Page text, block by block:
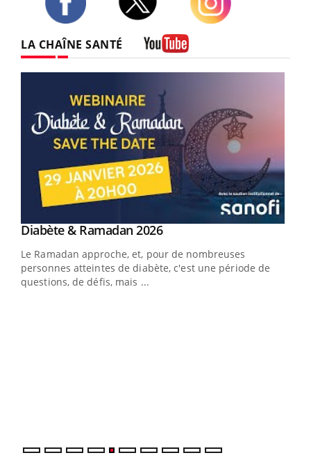
LA CHAÎNE SANTÉ
Youtube
Diabète & Ramadan 2026Youtube
Le Ramadan approche, et, pour de nombreuses
personnes atteintes de diabète, c'est une période de
questions, de défis, mais ...